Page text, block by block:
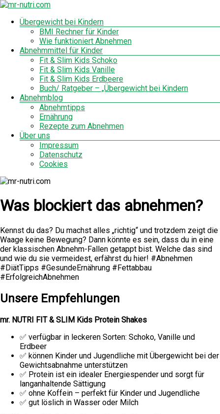
Zum
springen
mr-
nutri.com
Menü
Übergewicht bei Kindern
BMI Rechner für Kinder
Wie funktioniert Abnehmen
Abnehmmittel für Kinder
Fit & Slim Kids Schoko
Fit & Slim Kids Vanille
Fit & Slim Kids Erdbeere
Buch/ Ratgeber – „Übergewicht bei Kindern
Abnehmblog
Abnehmtipps
Ernährung
Rezepte zum Abnehmen
Über uns
Impressum
Datenschutz
Cookies
Was blockiert das abnehmen?
Kennst du das? Du machst alles „richtig“ und trotzdem zeigt die
Waage keine Bewegung? Dann könnte es sein, dass du in eine
der klassischen Abnehm-Fallen getappt bist. Welche das sind
und wie du sie vermeidest, erfährst du hier! #Abnehmen
#DiätTipps #GesundeErnährung #Fettabbau
#ErfolgreichAbnehmen
Unsere Empfehlungen
mr. NUTRI FIT & SLIM Kids Protein Shakes
✅ verfügbar in leckeren Sorten: Schoko, Vanille und
Erdbeer
✅ können Kinder und Jugendliche mit Übergewicht bei der
Gewichtsabnahme unterstützen
✅ Protein ist ein idealer Energiespender und sorgt für
langanhaltende Sättigung
✅ ohne Koffein – perfekt für Kinder und Jugendliche
✅ gut löslich in Wasser oder Milch